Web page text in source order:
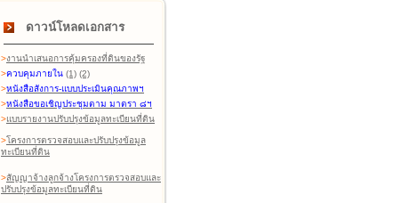
ดาวน์โหลดเอกสาร
>งานนำเสนอการคุ้มครองที่ดินของรัฐ
>ควบคุมภายใน (1) (2)
>หนังสือสังการ-แบบประเมินคุณภาพฯ
>หนังสือขอเชิญประชุมตาม มาตรา ๘ฯ
>แบบรายงานปรับปรุงข้อมูลทะเบียนที่ดิน
>โครงการตรวจสอบและปรับปรุงข้อมูล
ทะเบียนที่ดิน
>สัญญาจ้างลูกจ้างโครงการตรวจสอบและ
ปรับปรุงข้อมูลทะเบียนที่ดิน